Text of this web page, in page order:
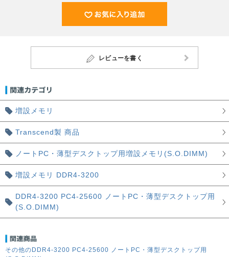
レビューを書く
増設メモリ
Transcend製 商品
ノートPC・薄型デスクトップ用増設メモリ(S.O.DIMM)
増設メモリ DDR4-3200
DDR4-3200 PC4-25600 ノートPC・薄型デスクトップ用
(S.O.DIMM)
その他のDDR4-3200 PC4-25600 ノートPC・薄型デスクトップ用